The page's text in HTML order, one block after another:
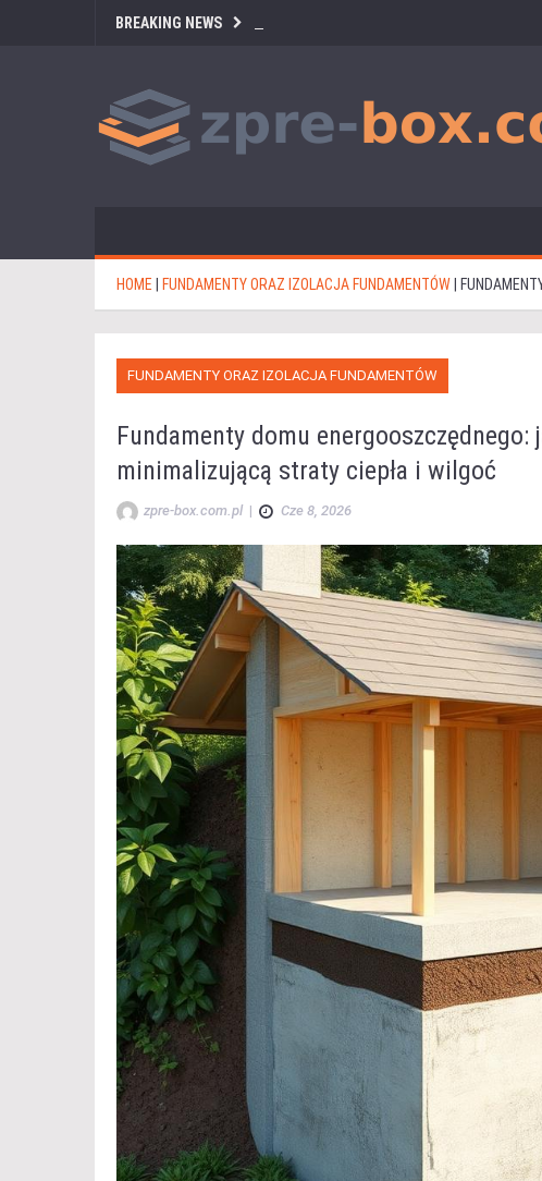
BREAKING NEWS
HOME FUNDAMENTY ORAZ IZOLACJA FUNDAMENTÓW
FUNDAMENTY ORAZ IZOLACJA FUNDAMENTÓW
Fundamenty domu
minimalizującą straty ciepła i wilgoć
zpre-box.com.pl | Cze 8, 2026